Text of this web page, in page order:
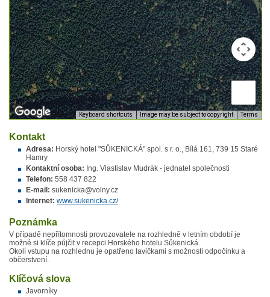
Keyboard shortcuts Image may be subject to copyright Terms
Kontakt
Adresa: Horský hotel "SŮKENICKÁ" spol. s r. o., Bílá 161, 739 15 Staré
Hamry
Kontaktní osoba: Ing. Vlastislav Mudrák - jednatel společnosti
Telefon: 558 437 822
E-mail: sukenicka@volny.cz
Internet: www.sukenicka.cz/
Poznámka
V případě nepřítomnosti provozovatele na rozhledně v letním období je
možné si klíče půjčit v recepci Horského hotelu Sůkenická.
Okolí vstupu na rozhlednu je opatřeno lavičkami s možností odpočinku a
občerstvení.
Klíčová slova
Javorníky